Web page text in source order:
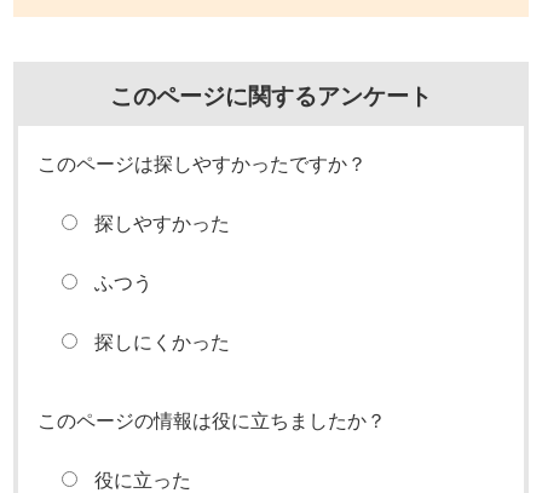
このページに関するアンケート
このページは探しやすかったですか？
探しやすかった
ふつう
探しにくかった
このページの情報は役に立ちましたか？
役に立った